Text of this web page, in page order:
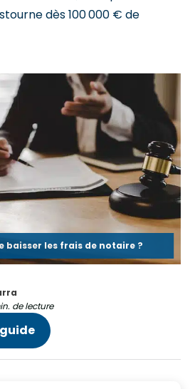
dès 100 000 € de
baisser les frais de notaire ?
de lecture